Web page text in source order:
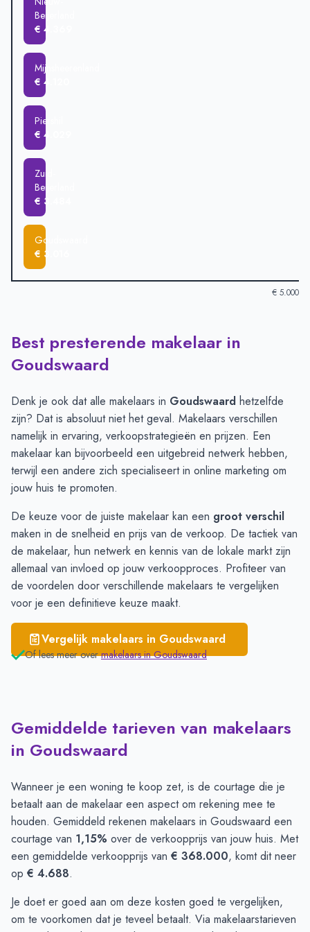
Beijerland
€ 4.369
Mijnsheerenland
€ 4.120
Piershil
€ 4.029
Zuid-
Beijerland
€ 3.484
Goudswaard
€ 3.016
€ 5.000
Verkoopprijzen in andere plaatsen per m2-Afgelopen 3
Heinenoord
Oud-Beijerland
Nieuw-Beijerland
€ 4.369
Mijnsheerenland
€ 4.120
Piershil
€ 4.029
Zuid-Beijerland
€ 3.484
Goudswaard
Best presterende makelaar in
Goudswaard
Denk je ook dat alle makelaars in Goudswaard hetzelfde
zijn? Dat is absoluut niet het geval. Makelaars verschillen
namelijk in ervaring, verkoopstrategieën en prijzen. Een
makelaar kan bijvoorbeeld een uitgebreid netwerk hebben,
terwijl een andere zich specialiseert in online marketing om
jouw huis te promoten.
De keuze voor de juiste makelaar kan een groot verschil
maken in de snelheid en prijs van de verkoop. De tactiek van
de makelaar, hun netwerk en kennis van de lokale markt zijn
allemaal van invloed op jouw verkoopproces. Profiteer van
de voordelen door verschillende makelaars te vergelijken
voor je een definitieve keuze maakt.
Vergelijk makelaars in Goudswaard
Of lees meer over makelaars inGoudswaard
Gemiddelde tarieven van makelaars
in Goudswaard
Wanneer je een woning te koop zet, is de courtage die je
betaalt aan de makelaar een aspect om rekening mee te
houden. Gemiddeld rekenen makelaars in Goudswaard een
courtage van 1,15% over de verkoopprijs van jouw huis. Met
een gemiddelde verkoopprijs van € 368.000, komt dit neer
op € 4.688.
Je doet er goed aan om deze kosten goed te vergelijken,
om te voorkomen dat je teveel betaalt. Via makelaarstarieven